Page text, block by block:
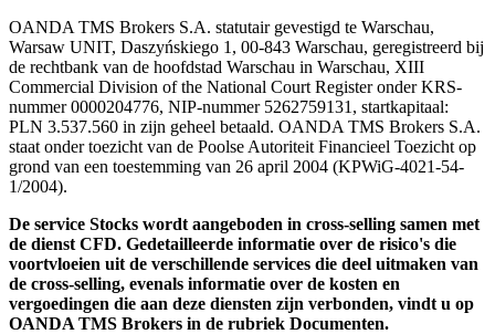
OANDA TMS Brokers S.A. statutair gevestigd te Warschau,
Warsaw UNIT, Daszyńskiego 1, 00-843 Warschau, geregistreerd bij
de rechtbank van de hoofdstad Warschau in Warschau, XIII
Commercial Division of the National Court Register onder KRS-
nummer 0000204776, NIP-nummer 5262759131, startkapitaal:
PLN 3.537.560 in zijn geheel betaald. OANDA TMS Brokers S.A.
staat onder toezicht van de Poolse Autoriteit Financieel Toezicht op
grond van een toestemming van 26 april 2004 (KPWiG-4021-54-
1/2004).
De service Stocks wordt aangeboden in cross-selling samen met
de dienst CFD. Gedetailleerde informatie over de risico's die
voortvloeien uit de verschillende services die deel uitmaken van
de cross-selling, evenals informatie over de kosten en
vergoedingen die aan deze diensten zijn verbonden, vindt u op
OANDA TMS Brokers in de rubriek Documenten.